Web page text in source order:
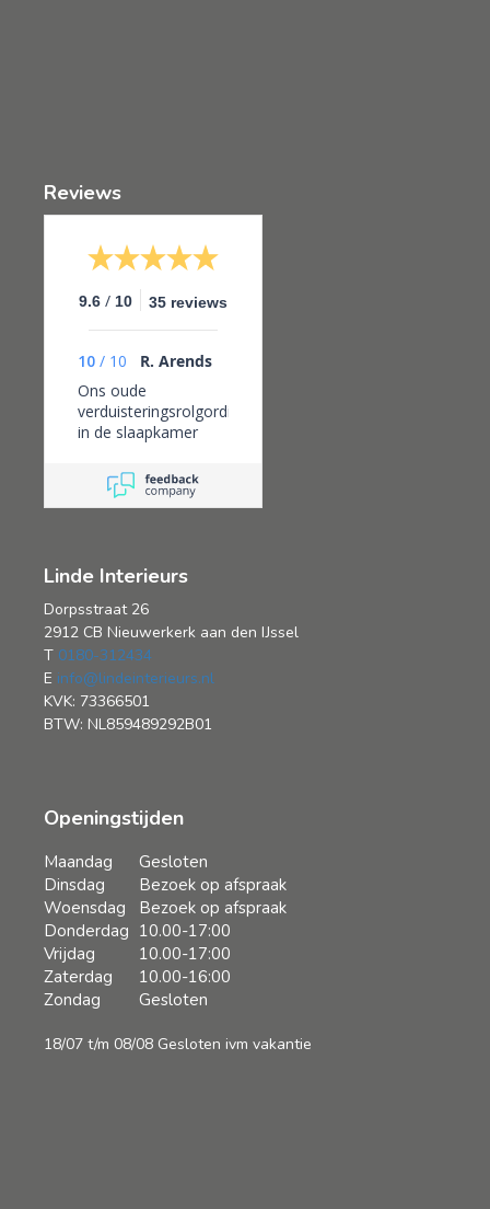
Reviews
9.6 / 10 35 reviews
10 / 10
R. Arends
Ons oude
verduisteringsrolgordijn
in de slaapkamer
Uiteindelijk kwamen
we bij Linde
interieurs nadat
aangegeven dat het
niet mogelijk was op
deze plek een
rolgordijn te
installeren. Bij Linde
Interieurs was het
geen enkel
probleem. Als het
afhandeling was top
en we zijn blij met
rolgordijn, en nog
wel op afstand te
bedienen! Heel
tevreden!
Linde Interieurs
Dorpsstraat 26
2912 CB Nieuwerkerk aan den IJssel
T 0180-312434
E info@lindeinterieurs.nl
KVK: 73366501
BTW: NL859489292B01
Openingstijden
Maandag
Gesloten
Dinsdag
Bezoek op afspraak
Woensdag
Bezoek op afspraak
Donderdag 10.00-17:00
Vrijdag
10.00-17:00
Zaterdag
10.00-16:00
Zondag
Gesloten
18/07 t/m 08/08 Gesloten ivm vakantie